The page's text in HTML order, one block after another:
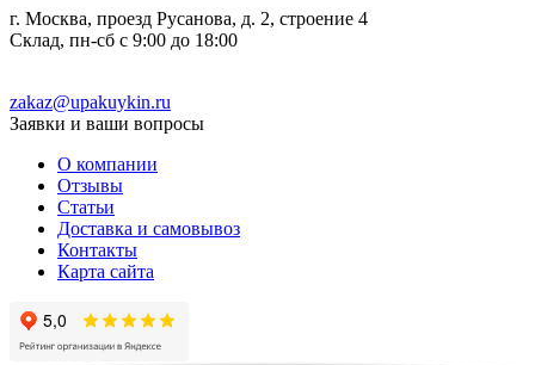
г. Москва, проезд Русанова, д. 2, строение 4
Склад, пн-сб с 9:00 до 18:00
zakaz@upakuykin.ru
Заявки и ваши вопросы
О компании
Отзывы
Статьи
Доставка и самовывоз
Контакты
Карта сайта